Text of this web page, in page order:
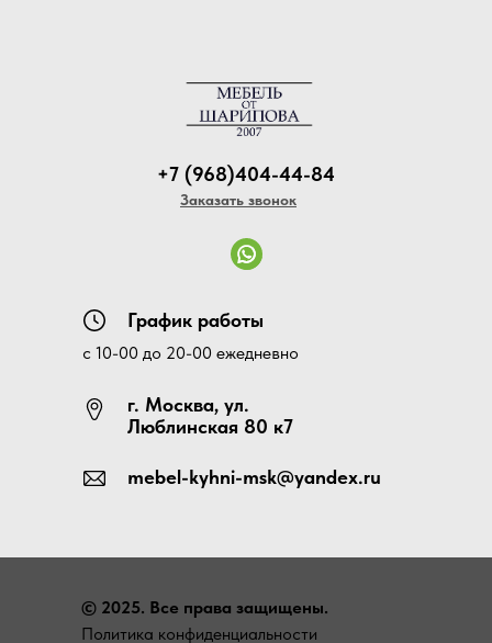
+7 (968)404-44-84
Заказать звонок
График работы
с 10-00 до 20-00 ежедневно
г. Москва, ул.
Люблинская 80 к7
mebel-kyhni-msk@yandex.ru
© 2025. Все права защищены.
Политика конфиденциальности